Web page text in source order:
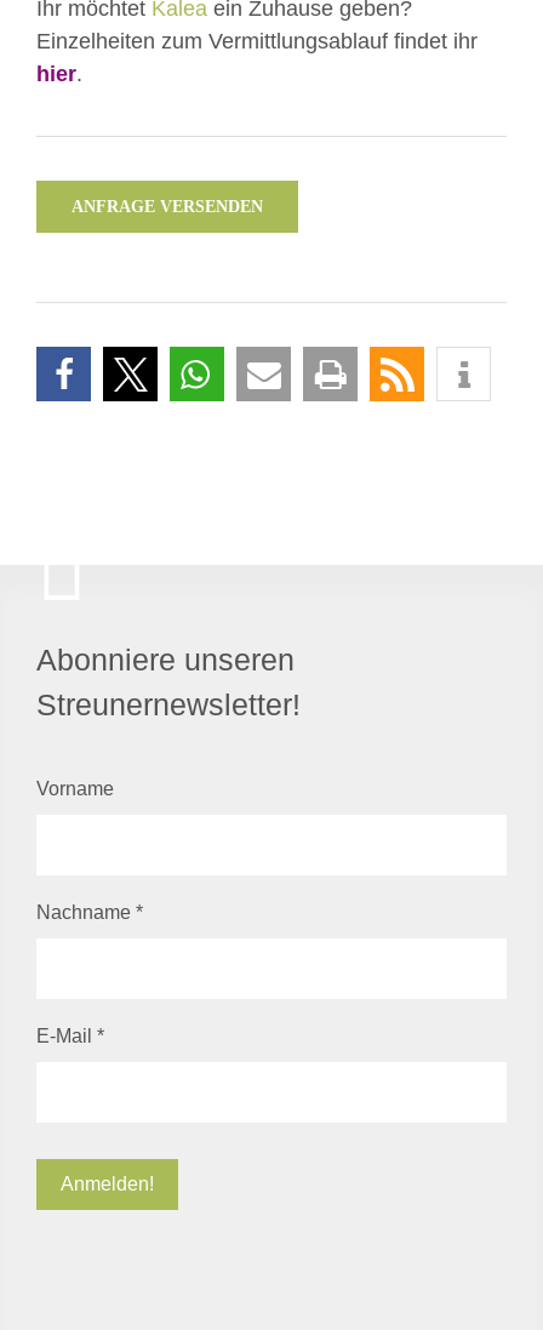
Ihr möchtet Kalea ein Zuhause geben?
Einzelheiten zum Vermittlungsablauf findet ihr
hier.
ANFRAGE VERSENDEN
Abonniere unseren
Streunernewsletter!
Vorname
Nachname *
E-Mail *